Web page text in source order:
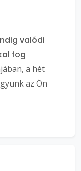
valódi
fog
a hét
az Ön